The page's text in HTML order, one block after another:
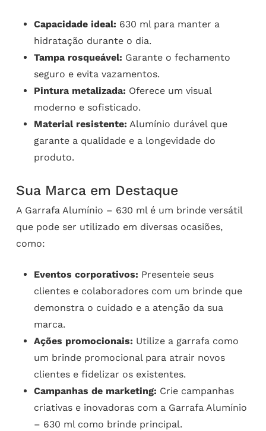
Capacidade ideal: 630 ml para manter a
hidratação durante o dia.
Tampa rosqueável: Garante o fechamento
seguro e evita vazamentos.
Pintura metalizada: Oferece um visual
moderno e sofisticado.
Material resistente: Alumínio durável que
garante a qualidade e a longevidade do
produto.
Sua Marca em Destaque
A Garrafa Alumínio – 630 ml é um brinde versátil
que pode ser utilizado em diversas ocasiões,
como:
Eventos corporativos: Presenteie seus
clientes e colaboradores com um brinde que
demonstra o cuidado e a atenção da sua
marca.
Ações promocionais: Utilize a garrafa como
um brinde promocional para atrair novos
clientes e fidelizar os existentes.
Campanhas de marketing: Crie campanhas
criativas e inovadoras com a Garrafa Alumínio
– 630 ml como brinde principal.